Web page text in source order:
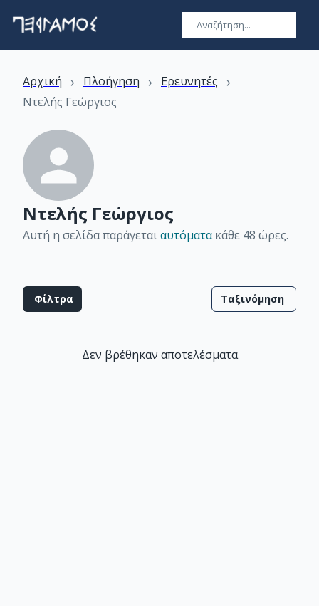
Αρχική › Πλοήγηση › Ερευνητές ›
Ντελής Γεώργιος
Ντελής Γεώργιος
Αυτή η σελίδα παράγεταιαυτόματακάθε 48 ώρες.
Φίλτρα Ταξινόμηση
Δεν βρέθηκαν αποτελέσματα